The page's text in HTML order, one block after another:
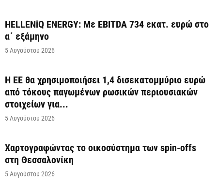
HELLENiQ ENERGY: Με EBITDA 734 εκατ. ευρώ στο
α΄ εξάμηνο
5 Αυγούστου 2026
Η ΕΕ θα χρησιμοποιήσει 1,4 δισεκατομμύριο ευρώ
από τόκους παγωμένων ρωσικών περιουσιακών
στοιχείων για...
5 Αυγούστου 2026
Χαρτογραφώντας το οικοσύστημα των spin-offs
στη Θεσσαλονίκη
5 Αυγούστου 2026